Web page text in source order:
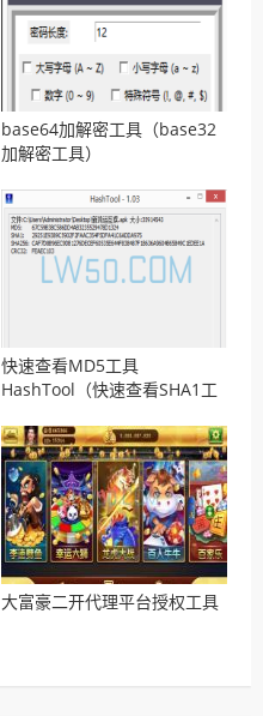
base64加解密工具（base32
加解密工具）
快速查看MD5工具
HashTool（快速查看SHA1工
大富豪二开代理平台授权工具